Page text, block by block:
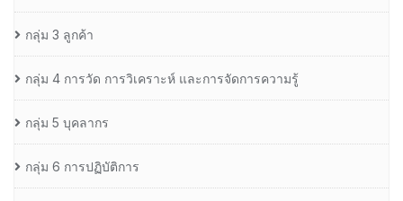
กลุ่ม 3 ลูกค้า
กลุ่ม 4 การวัด การวิเคราะห์ และการจัดการความรู้
กลุ่ม 5 บุคลากร
กลุ่ม 6 การปฏิบัติการ